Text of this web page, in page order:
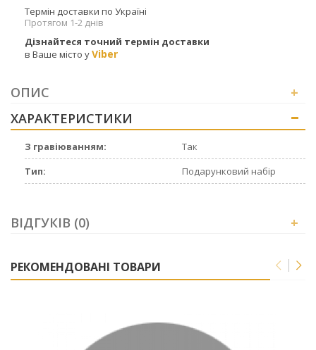
Термін доставки по Україні
Протягом 1-2 днів
Дізнайтеся точний термін доставки
в Ваше місто уViber
ОПИС
+
ХАРАКТЕРИСТИКИ
З гравіюванням:
Так
Тип:
Подарунковий набір
ВІДГУКІВ (0) +
РЕКОМЕНДОВАНІ ТОВАРИ